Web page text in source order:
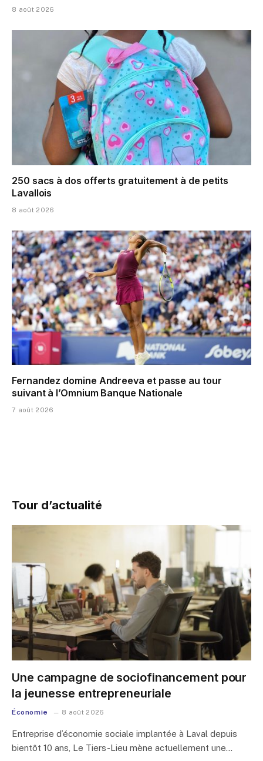
8 août 2026
250 sacs à dos offerts gratuitement à de petits
Lavallois
8 août 2026
Fernandez domine Andreeva et passe au tour
suivant à l’Omnium Banque Nationale
7 août 2026
Tour d’actualité
Une campagne de sociofinancement pour
la jeunesse entrepreneuriale
Économie 8 août 2026
Entreprise d’économie sociale implantée à Laval depuis
bientôt 10 ans, Le Tiers-Lieu mène actuellement une…